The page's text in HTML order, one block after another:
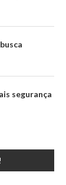
segurança